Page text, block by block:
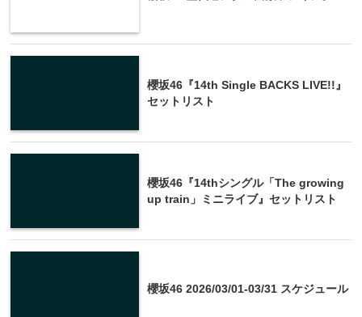
櫻坂46『14th Single BACKS LIVE!!』
セットリスト
櫻坂46『14thシングル「The growing
up train」ミニライブ』セットリスト
櫻坂46 2026/03/01-03/31 スケジュール